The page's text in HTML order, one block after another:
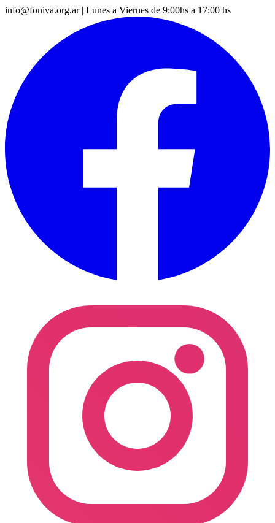
info@foniva.org.ar | Lunes a Viernes de 9:00hs a 17:00 hs